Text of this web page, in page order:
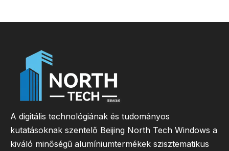
A digitális technológiának és tudományos
kutatásoknak szentelő Beijing North Tech Windows a
kiváló minőségű alumíniumtermékek szisztematikus